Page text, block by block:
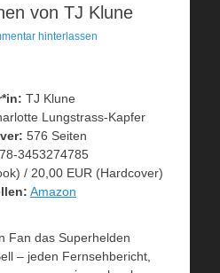
von TJ Klune
hinterlassen
TJ Klune
Lungstrass-Kapfer
576 Seiten
3453274785
/ 20,00 EUR (Hardcover)
Amazon
Fan das Superhelden
– jeden Fernsehbericht,